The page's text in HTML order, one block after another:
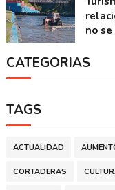
no
CATEGORIAS
TAGS
ACTUALIDAD
CORTADERAS